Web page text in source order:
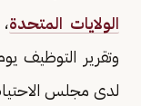
الولايات المتحدة
وتقرير التوظيف
لدى مجلس